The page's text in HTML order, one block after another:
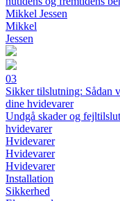
Mikkel Jessen
Mikkel
Jessen
03
Sikker tilslutning: Sådan
dine hvidevarer
Undgå skader og
hvidevarer
Hvidevarer
Hvidevarer
Hvidevarer
Installation
Sikkerhed